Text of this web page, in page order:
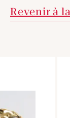
Revenir à